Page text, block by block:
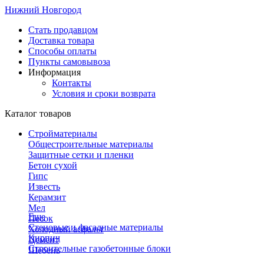
Нижний Новгород
Стать продавцом
Доставка товара
Способы оплаты
Пункты самовывоза
Информация
Контакты
Условия и сроки возврата
Каталог товаров
Стройматериалы
Общестроительные материалы
Защитные сетки и пленки
Бетон сухой
Гипс
Известь
Керамзит
Мел
Песок
Холодный асфальт
Цемент
Щебень
Еще
Стеновые и фасадные материалы
Кирпич
Строительные газобетонные блоки